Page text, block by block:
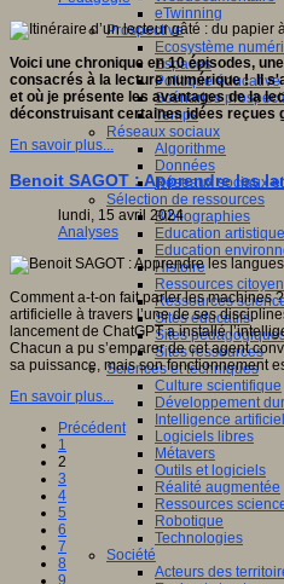
eTwinning
Prospective
Ecosystème
Espaces
Politique éducative
Scénarios
Temps
Réseaux sociaux
Algorithme
Données
Réseaux sociaux
Sélection de ressources
Bibliographies
Education artistique
Education
Histoire
Ressources
Ressources
Sites éducatifs
Sites
Sites ressources
Sciences et techniques
Culture scientifique
Développement
Intelligence
Logiciels libres
Métavers
Outils et logiciels
Réalité augmentée
Ressources
Robotique
Technologies
Société
Acteurs des
Voici une chronique en 10 épisodes,
consacrés à la lecture numérique ! Il
et où je présente les avantages de la
déconstruisant certaines idées reçues
En savoir plus...
Benoit SAGOT : Apprendre les
lundi, 15 avril 2024
Analyses
Comment a-t-on fait parler les machines
artificielle à travers l’une de ses
lancement de ChatGPT a installé
Chacun a pu s’emparer de cet agent
sa puissance, mais son fonctionnement
En savoir plus...
Précédent
1
2
3
4
5
6
7
8
9